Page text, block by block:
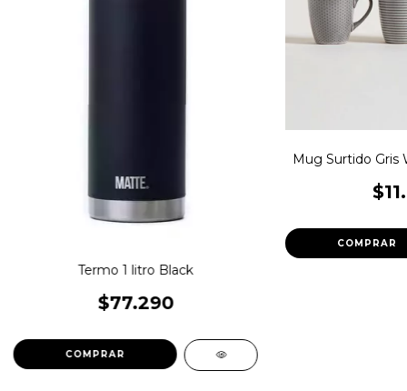
Termo 1 litro Black
$77.290
Mug Surtido Gris